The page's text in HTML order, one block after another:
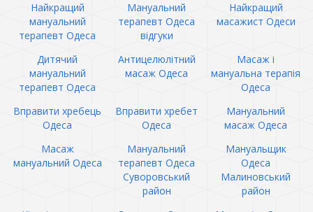
Найкращий
мануальний
терапевт Одеса
Мануальний
терапевт Одеса
відгуки
Найкращий
масажист Одеси
Дитячий
мануальний
терапевт Одеса
Антицелюлітний
масаж Одеса
Масаж і
мануальна терапія
Одеса
Вправити хребець
Одеса
Вправити хребет
Одеса
Мануальний
масаж Одеса
Масаж
мануальний Одеса
Мануальний
терапевт Одеса
Суворовський
район
Мануальщик
Одеса
Малиновський
район